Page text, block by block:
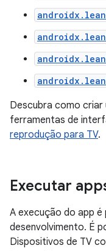
Descubra como criar
ferramentas de
reprodução para TV.
Executar
A execução do app
desenvolvimento. É
Dispositivos de TV